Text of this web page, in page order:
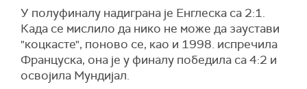
У полуфиналу надиграна је Енглеска са 2:1.
Када се мислило да нико не може да заустави
"коцкасте", поново се, као и 1998. испречила
Француска, она је у финалу победила са 4:2 и
освојила Мундијал.